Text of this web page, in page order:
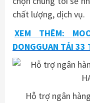
chất lượng, dịch vụ.
XEM THÊM:
DONGGUAN TẢI 33
Hỗ trợ ngân